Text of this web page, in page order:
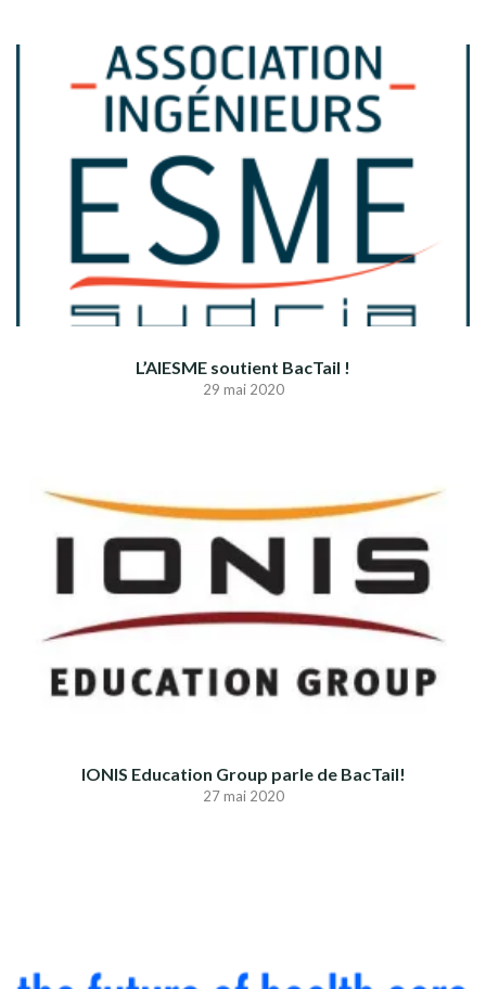
L’AIESME soutient BacTail !
29 mai 2020
IONIS Education Group parle de BacTail!
27 mai 2020